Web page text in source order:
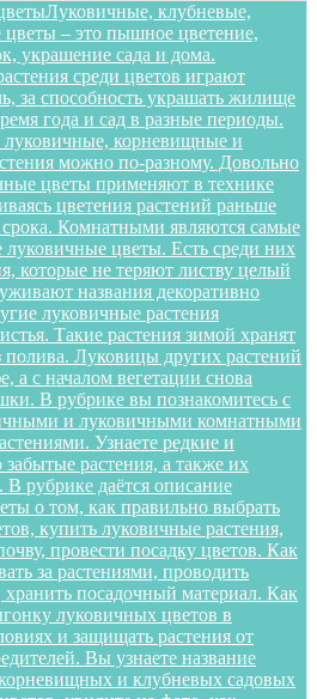
Луковичные, клубневые,
– это пышное цветение,
украшение сада и дома.
среди цветов играют
за способность украшать жилище
года и сад в разные периоды.
луковичные, корневищные и
можно по-разному. Довольно
цветы применяют в технике
цветения растений раньше
Комнатными являются самые
цветы. Есть среди них
которые не теряют листву целый
названия декоративно
луковичные растения
Такие растения зимой хранят
полива. Луковицы других растений
а с началом вегетации снова
В рубрике вы познакомитесь с
и луковичными комнатными
Узнаете редкие и
забытые растения, а также их
В рубрике даётся описание
о том, как правильно выбрать
купить луковичные растения,
провести посадку цветов. Как
за растениями, проводить
посадочный материал. Как
луковичных цветов в
и защищать растения от
Вы узнаете название
и клубневых садовых